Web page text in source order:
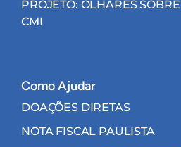
PROJETO: OLHARES
CMI
Como Ajudar
DOAÇÕES DIRETAS
NOTA FISCAL PAULISTA